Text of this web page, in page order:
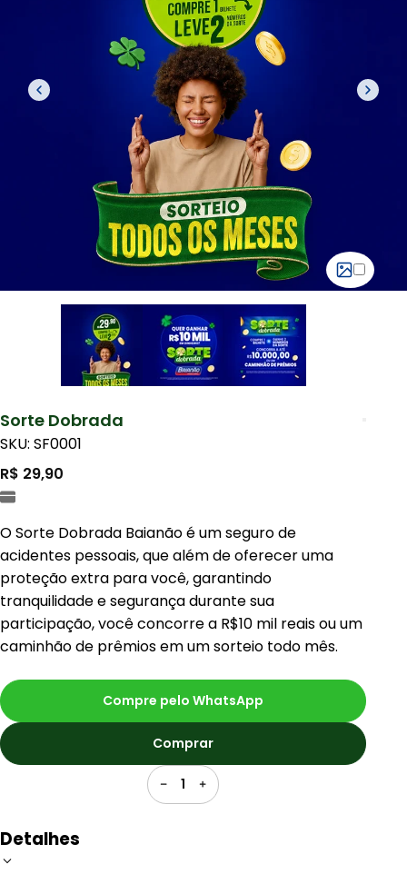
Sorte Dobrada
SKU: SF0001
R$ 29,90
O Sorte Dobrada Baianão é um seguro de
acidentes pessoais, que além de oferecer uma
proteção extra para você, garantindo
tranquilidade e segurança durante sua
participação, você concorre a R$10 mil reais ou um
caminhão de prêmios em um sorteio todo mês.
1
Comprar
Compre pelo WhatsApp
Detalhes